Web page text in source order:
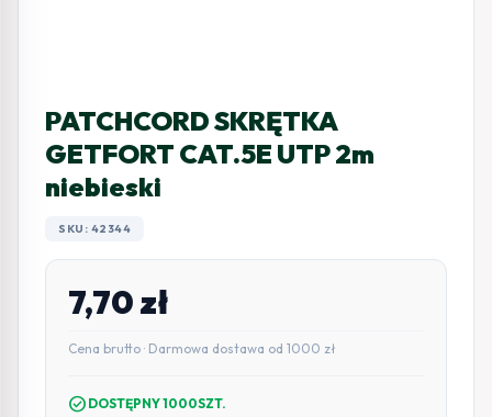
PATCHCORD SKRĘTKA
GETFORT CAT.5E UTP 2m
niebieski
SKU: 42344
7,70zł
Cena brutto · Darmowa dostawa od 1000 zł
check_circle DOSTĘPNY 1000SZT.